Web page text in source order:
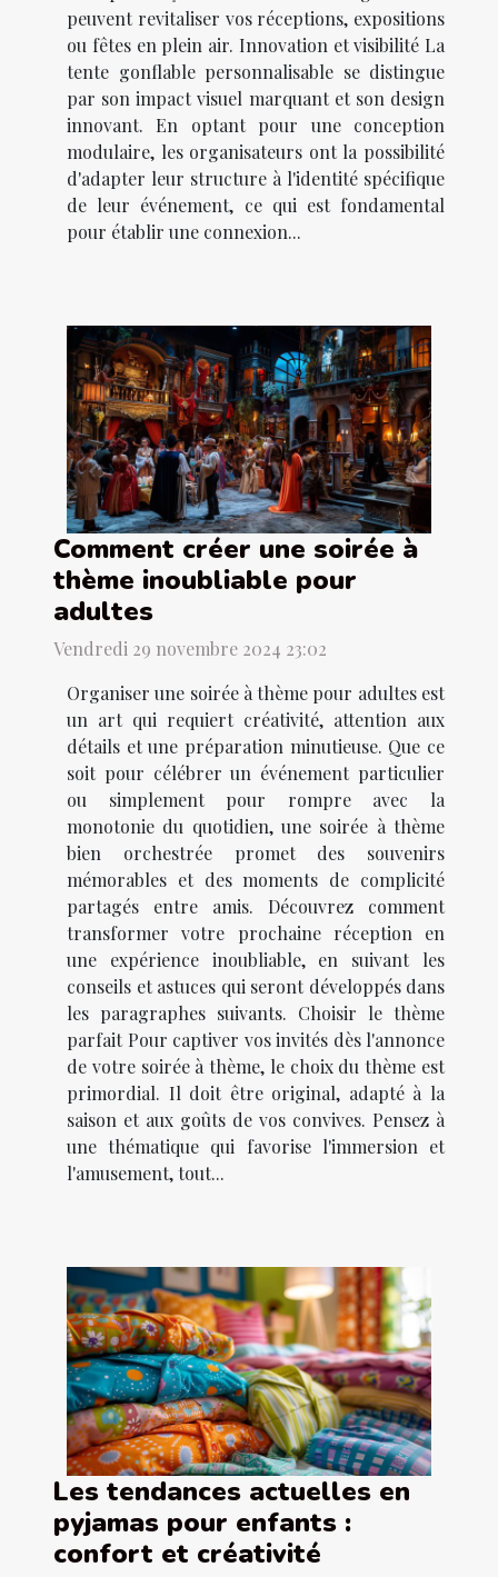
peuvent revitaliser vos réceptions, expositions
ou fêtes en plein air. Innovation et visibilité La
tente gonflable personnalisable se distingue
par son impact visuel marquant et son design
innovant. En optant pour une conception
modulaire, les organisateurs ont la possibilité
d'adapter leur structure à l'identité spécifique
de leur événement, ce qui est fondamental
pour établir une connexion...
Comment créer une soirée à
thème inoubliable pour
adultes
Vendredi 29 novembre 2024 23:02
Organiser une soirée à thème pour adultes est
un art qui requiert créativité, attention aux
détails et une préparation minutieuse. Que ce
soit pour célébrer un événement particulier
ou simplement pour rompre avec la
monotonie du quotidien, une soirée à thème
bien orchestrée promet des souvenirs
mémorables et des moments de complicité
partagés entre amis. Découvrez comment
transformer votre prochaine réception en
une expérience inoubliable, en suivant les
conseils et astuces qui seront développés dans
les paragraphes suivants. Choisir le thème
parfait Pour captiver vos invités dès l'annonce
de votre soirée à thème, le choix du thème est
primordial. Il doit être original, adapté à la
saison et aux goûts de vos convives. Pensez à
une thématique qui favorise l'immersion et
l'amusement, tout...
Les tendances actuelles en
pyjamas pour enfants :
confort et créativité